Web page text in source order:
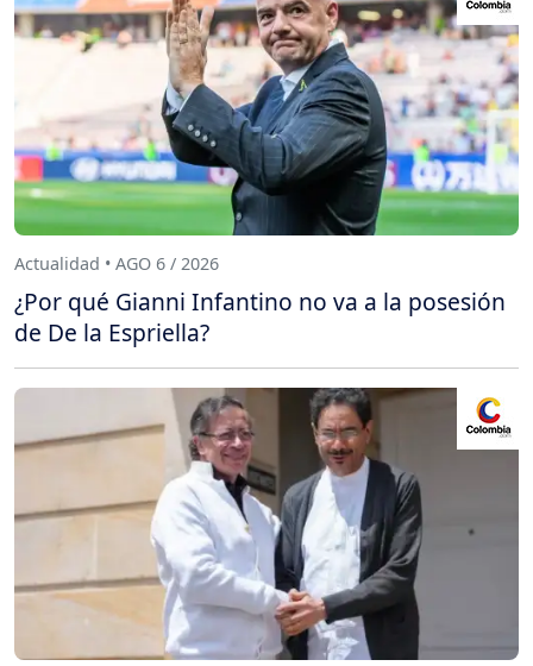
Actualidad • AGO 6 / 2026
¿Por qué Gianni Infantino no va a la posesión
de De la Espriella?